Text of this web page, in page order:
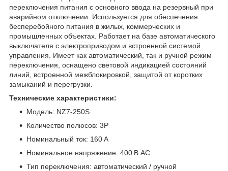
переключения питания с основного ввода на резервный при
аварийном отключении. Используется для обеспечения
бесперебойного питания в жилых, коммерческих и
промышленных объектах. Работает на базе автоматического
выключателя с электроприводом и встроенной системой
управления. Имеет как автоматический, так и ручной режим
переключения, оснащено световой индикацией состояний
линий, встроенной межблокировкой, защитой от коротких
замыканий и перегрузки.
Технические характеристики:
Модель: NZ7-250S
Количество полюсов: 3P
Номинальный ток: 160 А
Номинальное напряжение: 400 В AC
Тип переключения: автоматический / ручной